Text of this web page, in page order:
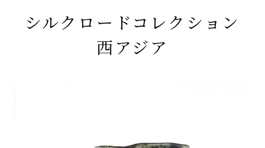
シルクロードコレクション
西アジア